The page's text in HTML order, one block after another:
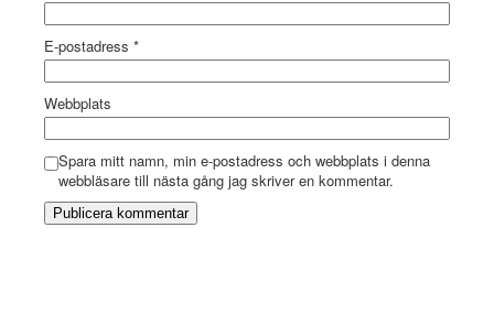
E-postadress *
Webbplats
Spara mitt namn, min e-postadress och webbplats i denna
webbläsare till nästa gång jag skriver en kommentar.